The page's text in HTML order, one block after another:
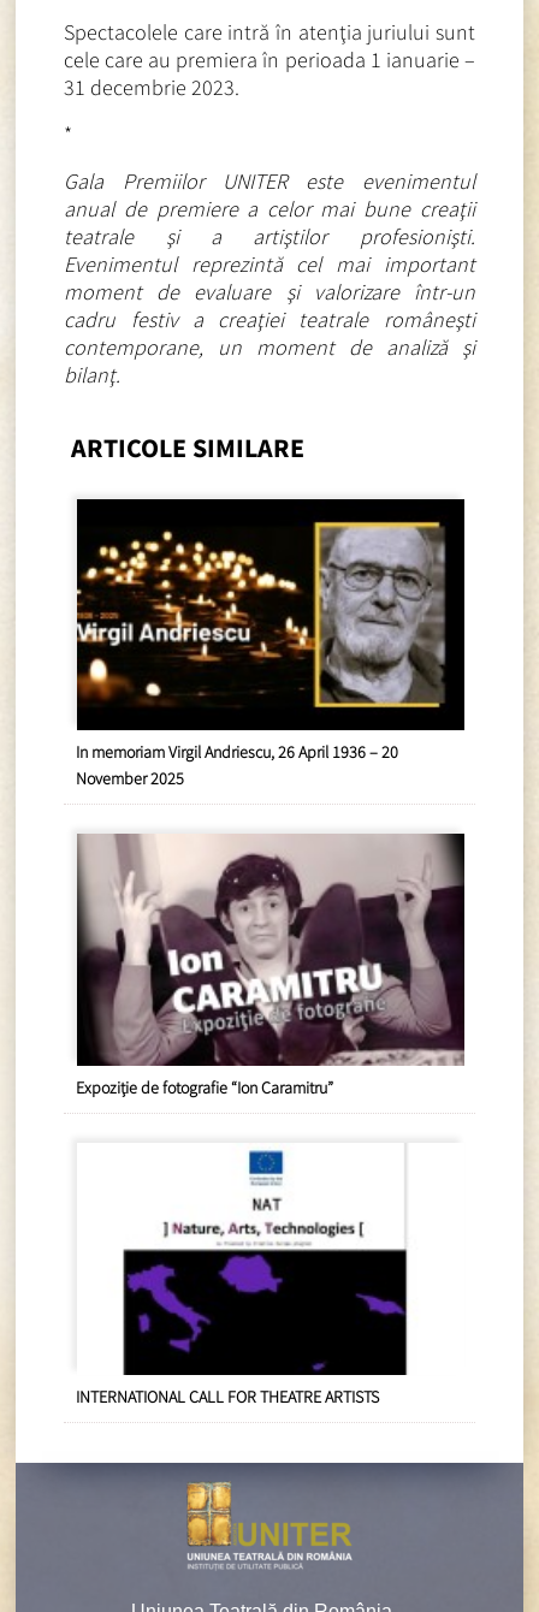
Spectacolele care intră în atenţia juriului sunt
cele care au premiera în perioada 1 ianuarie –
31 decembrie 2023.
*
Gala Premiilor UNITER este evenimentul
anual de premiere a celor mai bune creaţii
teatrale şi a artiştilor profesionişti.
Evenimentul reprezintă cel mai important
moment de evaluare şi valorizare într-un
cadru festiv a creaţiei teatrale româneşti
contemporane, un moment de analiză şi
bilanţ.
ARTICOLE SIMILARE
In memoriam Virgil Andriescu, 26 April 1936 – 20
November 2025
Expoziție de fotografie “Ion Caramitru”
INTERNATIONAL CALL FOR THEATRE ARTISTS